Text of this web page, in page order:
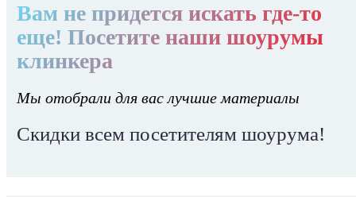
Вам не придется искать где-то
еще! Посетите наши шоурумы
клинкера
Мы отобрали для вас лучшие материалы
Скидки всем посетителям шоурума!